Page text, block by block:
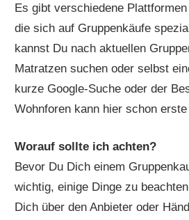
Es gibt verschiedene
die sich auf Gruppenkäufe
kannst Du nach aktuellen
Matratzen suchen oder selbst
kurze Google-Suche oder der
Wohnforen kann hier schon
Worauf sollte ich achten?
Bevor Du Dich einem
wichtig, einige Dinge zu
Dich über den Anbieter oder